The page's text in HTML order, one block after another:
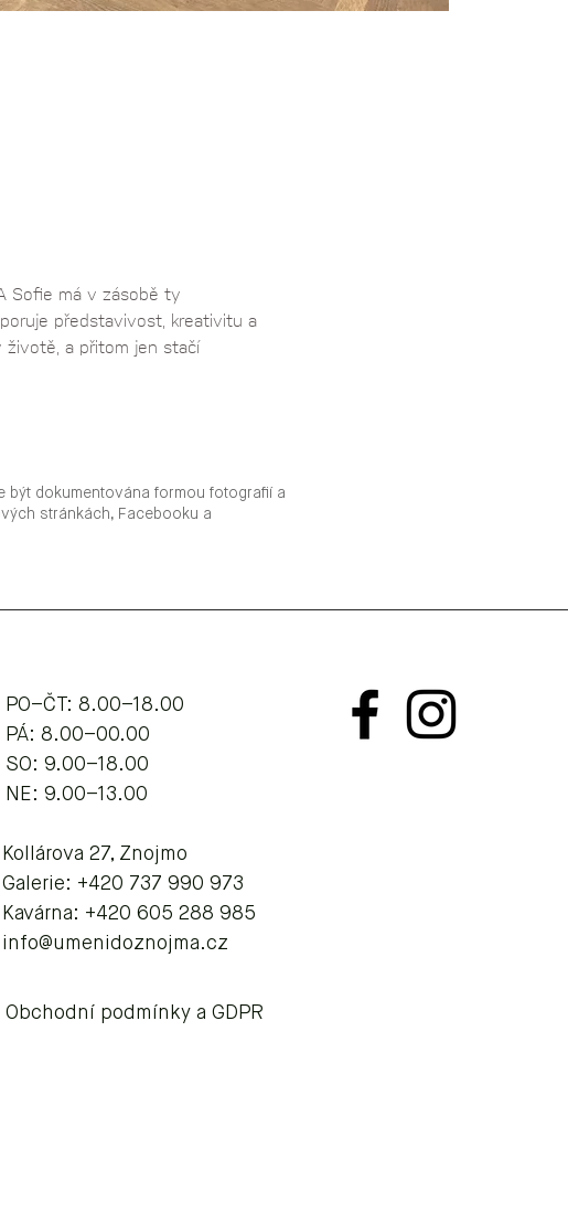
Sofie má v zásobě ty
představivost, kreativitu a
životě, a přitom jen stačí
být dokumentována formou fotografií a
stránkách, Facebooku a
PO–ČT: 8.00–18.00
​​​PÁ: 8.00–00.00
SO: 9.00–18.00
NE: 9.00–13.00
Kollárova 27, Znojmo
Galerie: +420 737 990 973
Kavárna: +420 605 288 985
info@umenidoznojma.cz
Obchodní podmínky a GDPR